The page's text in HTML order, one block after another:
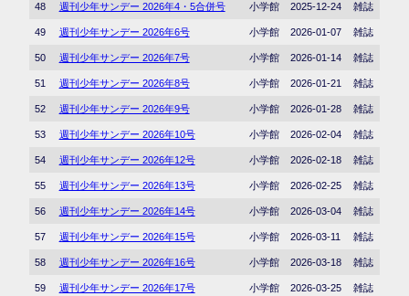
48 週刊少年サンデー 2026年4・5合併号 小学館 2025-12-24 雑誌
49 週刊少年サンデー 2026年6号 小学館 2026-01-07 雑誌
50 週刊少年サンデー 2026年7号 小学館 2026-01-14 雑誌
51 週刊少年サンデー 2026年8号 小学館 2026-01-21 雑誌
52 週刊少年サンデー 2026年9号 小学館 2026-01-28 雑誌
53 週刊少年サンデー 2026年10号 小学館 2026-02-04 雑誌
54 週刊少年サンデー 2026年12号 小学館 2026-02-18 雑誌
55 週刊少年サンデー 2026年13号 小学館 2026-02-25 雑誌
56 週刊少年サンデー 2026年14号 小学館 2026-03-04 雑誌
57 週刊少年サンデー 2026年15号 小学館 2026-03-11 雑誌
58 週刊少年サンデー 2026年16号 小学館 2026-03-18 雑誌
59 週刊少年サンデー 2026年17号 小学館 2026-03-25 雑誌